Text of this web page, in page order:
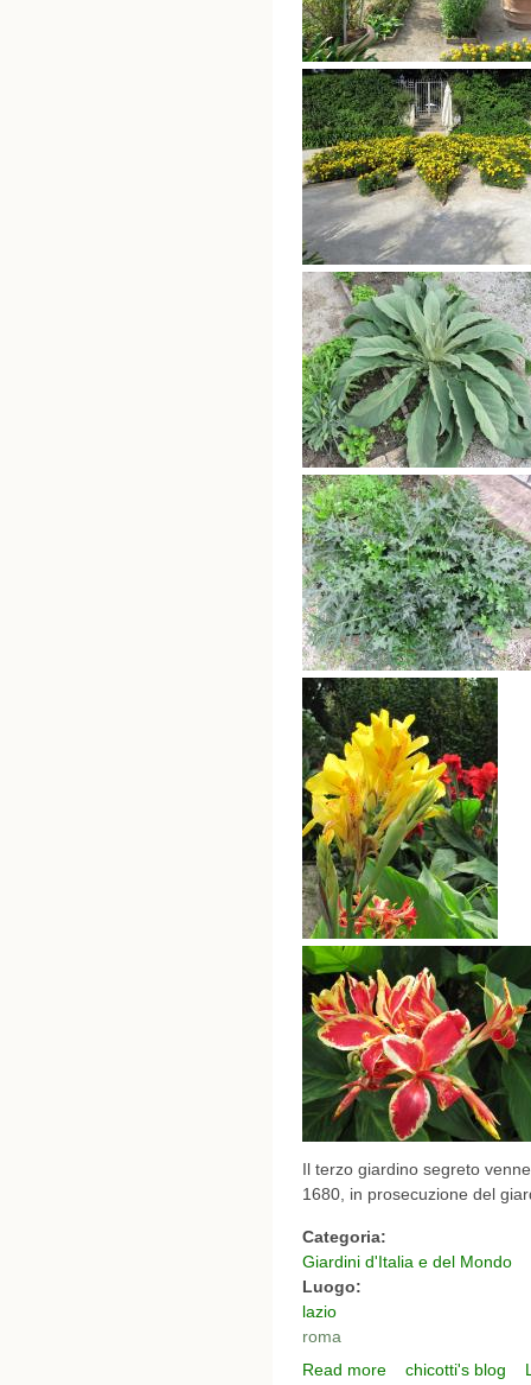
Il terzo giardino segreto
1680, in prosecuzione del
Categoria:
Giardini d'Italia e del Mondo
Luogo:
lazio
roma
Read more about i giardini
chicotti's blog